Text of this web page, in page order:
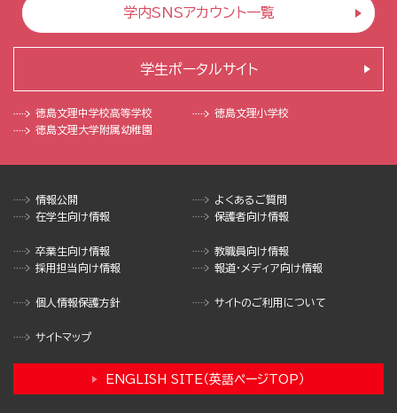
学内SNSアカウント一覧
徳島文理中学校高等学校
徳島文理小学校
徳島文理大学附属幼稚園
学生ポータルサイト
情報公開
よくあるご質問
在学生向け情報
保護者向け情報
卒業生向け情報
教職員向け情報
採用担当向け情報
報道・メディア向け情報
個人情報保護方針 サイトのご利用について
サイトマップ
ENGLISH SITE（英語ページTOP）